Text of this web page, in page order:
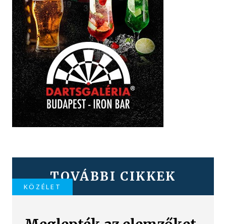
TOVÁBBI CIKKEK
KÖZÉLET